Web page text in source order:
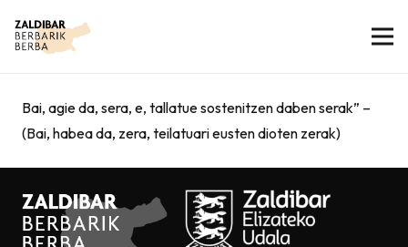
Bai, agie da, sera, e, tallatue sostenitzen daben serak” –
(Bai, habea da, zera, teilatuari eusten dioten zerak)